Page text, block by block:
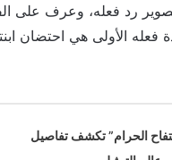
رد فعله، وعرف على
فعله الأولى هي احتضان
الحرام” تكشف تفاصيل